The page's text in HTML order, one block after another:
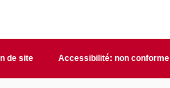
de site Accessibilité: non conforme